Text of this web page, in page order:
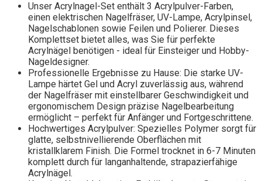
Unser Acrylnagel-Set enthält 3 Acrylpulver-Farben,
einen elektrischen Nagelfräser, UV-Lampe, Acrylpinsel,
Nagelschablonen sowie Feilen und Polierer. Dieses
Komplettset bietet alles, was Sie für perfekte
Acrylnägel benötigen - ideal für Einsteiger und Hobby-
Nageldesigner.
Professionelle Ergebnisse zu Hause: Die starke UV-
Lampe härtet Gel und Acryl zuverlässig aus, während
der Nagelfräser mit einstellbarer Geschwindigkeit und
ergonomischem Design präzise Nagelbearbeitung
ermöglicht – perfekt für Anfänger und Fortgeschrittene.
Hochwertiges Acrylpulver: Spezielles Polymer sorgt für
glatte, selbstnivellierende Oberflächen mit
kristallklarem Finish. Die Formel trocknet in 6-7 Minuten
komplett durch für langanhaltende, strapazierfähige
Acrylnägel.